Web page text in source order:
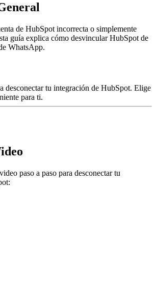
de HubSpot incorrecta o simplemente
guía explica cómo desvincular HubSpot de
WhatsApp.
desconectar tu integración de HubSpot. Elige
para ti.
paso a paso para desconectar tu